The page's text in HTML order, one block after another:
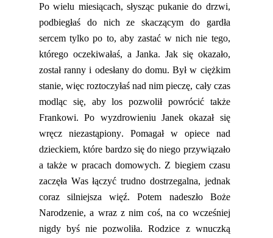
Po wielu miesiącach, słysząc pukanie do drzwi,
podbiegłaś do nich ze skaczącym do gardła
sercem tylko po to, aby zastać w nich nie tego,
którego oczekiwałaś, a Janka. Jak się okazało,
został ranny i odesłany do domu. Był w ciężkim
stanie, więc roztoczyłaś nad nimpieczę, cały czas
modląc się, aby los pozwolił powrócić także
Frankowi. Po wyzdrowieniu Janek okazał się
wręcz niezastąpiony. Pomagał w opiece nad
dzieckiem, które bardzo się do niego przywiązało
a także w pracach domowych. Z biegiem czasu
zaczęła Was łączyć trudno dostrzegalna, jednak
coraz silniejsza więź. Potem nadeszło Boże
Narodzenie, a wraz z nim coś, na co wcześniej
nigdy byś nie pozwoliła. Rodzice z wnuczką